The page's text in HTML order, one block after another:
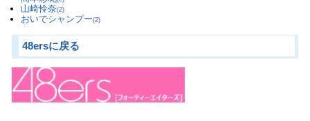
山崎怜奈(2)
おいでシャンプー(2)
48ersに戻る